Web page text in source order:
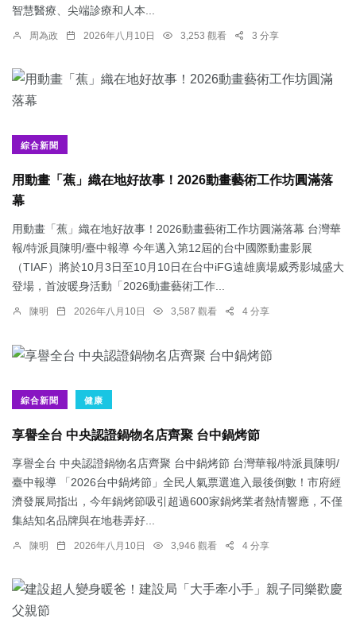
智慧醫療、尖端診療和人本...
周為政 2026年八月10日 3,253 觀看 3 分享
綜合新聞
用動畫「蕉」織在地好故事！2026動畫藝術工作坊圓滿落
幕
用動畫「蕉」織在地好故事！2026動畫藝術工作坊圓滿落幕 台灣華
報/特派員陳明/臺中報導 今年邁入第12屆的台中國際動畫影展
（TIAF）將於10月3日至10月10日在台中iFG遠雄廣場威秀影城盛大
登場，首波暖身活動「2026動畫藝術工作...
陳明 2026年八月10日 3,587 觀看 4 分享
綜合新聞 健康
享譽全台 中央認證鍋物名店齊聚 台中鍋烤節
享譽全台 中央認證鍋物名店齊聚 台中鍋烤節 台灣華報/特派員陳明/
臺中報導 「2026台中鍋烤節」全民人氣票選進入最後倒數！市府經
濟發展局指出，今年鍋烤節吸引超過600家鍋烤業者熱情響應，不僅
集結知名品牌與在地巷弄好...
陳明 2026年八月10日 3,946 觀看 4 分享